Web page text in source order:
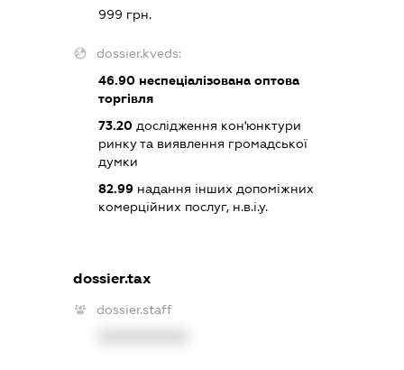
999 грн.
dossier.kveds:
46.90неспеціалізована оптова
торгівля
73.20дослідження кон'юнктури
ринку та виявлення громадської
думки
82.99надання інших допоміжних
комерційних послуг, н.в.і.у.
dossier.tax
dossier.staff